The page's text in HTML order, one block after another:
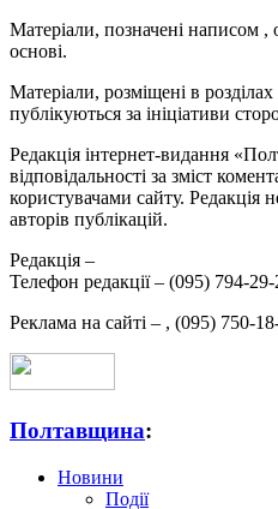
Матеріали, позначені написом ,
основі.
Матеріали, розміщені в
публікуються за ініціативи
Редакція інтернет-видання
відповідальності за зміст
користувачами сайту. Редакція
авторів публікацій.
Редакція –
Телефон редакції – (095) 794-29-
Реклама на сайті – , (095) 750-
Полтавщина:
Новини
Події